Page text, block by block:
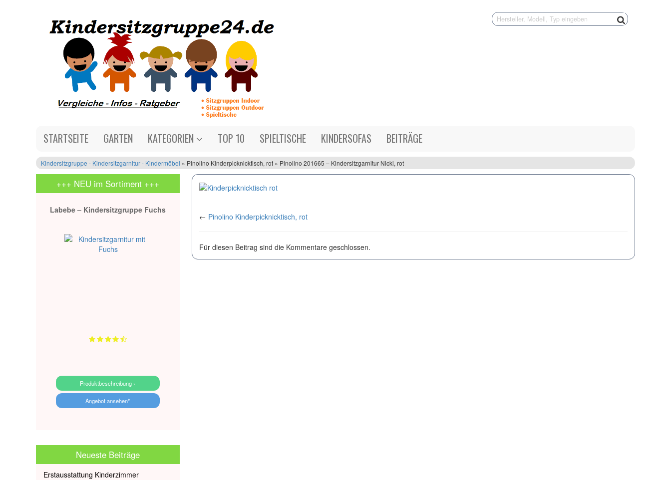
STARTSEITE GARTEN KATEGORIEN TOP 10 SPIELTISCHE KINDERSOFAS BEITRÄGE
Kindersitzgruppe - Kindersitzgarnitur - Kindermöbel » Pinolino Kinderpicknicktisch, rot » Pinolino 201665 – Kindersitzgarnitur Nicki, rot
+++ NEU im Sortiment +++
Labebe – Kindersitzgruppe Fuchs
Produktbeschreibung ›
Angebot ansehen*
Neueste Beiträge
Erstausstattung Kinderzimmer
← Pinolino Kinderpicknicktisch, rot
Für diesen Beitrag sind die Kommentare geschlossen.